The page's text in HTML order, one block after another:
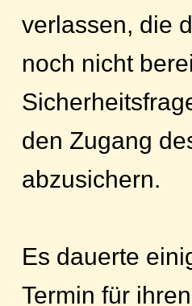
verlassen, die
noch nicht
den Zugang
abzusichern.
Es dauerte
Termin für